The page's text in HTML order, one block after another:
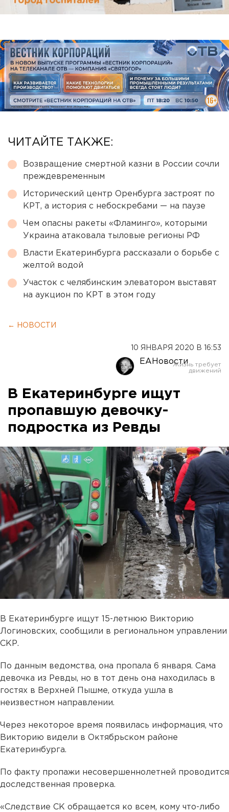
ЧИТАЙТЕ ТАКЖЕ:
Возвращение смертной казни в России сочли
преждевременным
Исторический центр Оренбурга застроят по
КРТ, а история с небоскребами — на паузе
Чем опасны ракеты «Фламинго», которыми
Украина атаковала тыловые регионы РФ
Власти Екатеринбурга рассказали о борьбе с
желтой водой
Участок с челябинским элеватором выставят
на аукцион по КРТ в этом году
← НОВОСТИ
10 ЯНВАРЯ 2020 В 16:53
ЕАНовости
В Екатеринбурге ищут
пропавшую девочку-
подростка из Ревды
В Екатеринбурге ищут 15-летнюю Викторию
Логиновских, сообщили в региональном управлении
СКР.
По данным ведомства, она пропала 6 января. Сама
девочка из Ревды, но в тот день она находилась в
гостях в Верхней Пышме, откуда ушла в
неизвестном направлении.
Через некоторое время появилась информация, что
Викторию видели в Октябрьском районе
Екатеринбурга.
По факту пропажи несовершеннолетней проводится
доследственная проверка.
«Следствие СК обращается ко всем, кому что-либо